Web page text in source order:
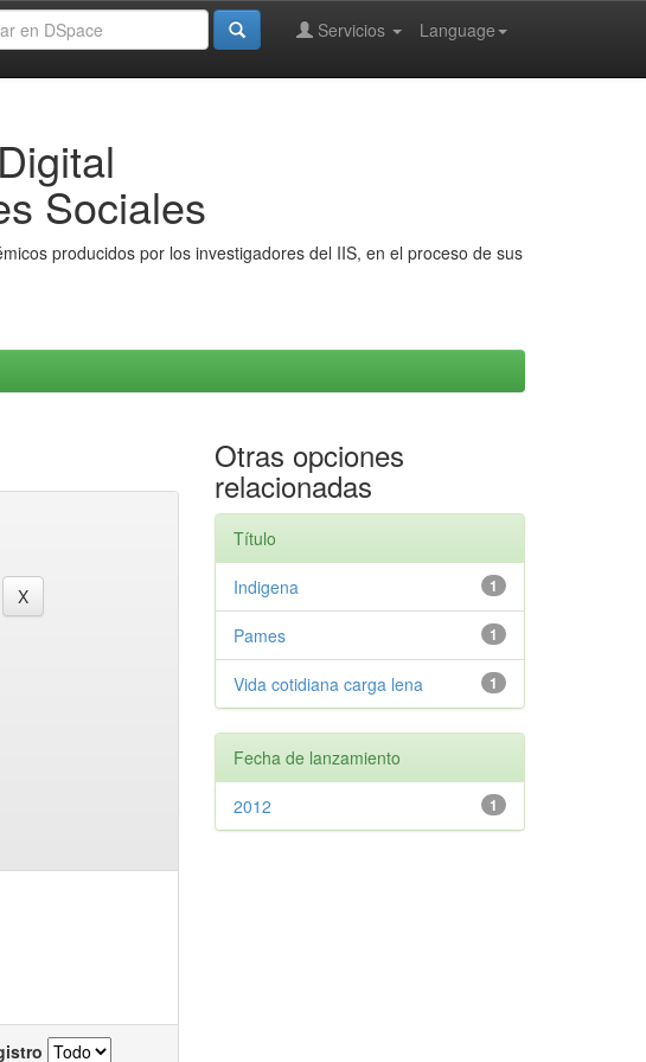
Language
Servicios
Sociales
producidos por los investigadores del IIS, en el proceso de sus
Otras opciones
relacionadas
Título
1
Indigena
1
Pames
1
Vida cotidiana carga lena
Fecha de lanzamiento
1
2012